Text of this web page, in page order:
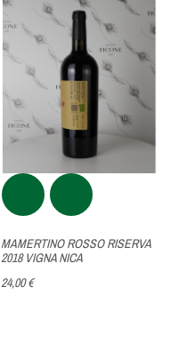
MAMERTINO ROSSO RISERVA
2018 VIGNA NICA
24,00 €